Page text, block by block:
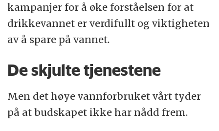
kampanjer for å øke forståelsen for at
drikkevannet er verdifullt og viktigheten
av å spare på vannet.
De skjulte tjenestene
Men det høye vannforbruket vårt tyder
på at budskapet ikke har nådd frem.